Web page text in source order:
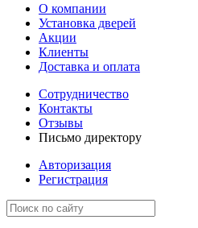
О компании
Установка дверей
Акции
Клиенты
Доставка и оплата
Сотрудничество
Контакты
Отзывы
Письмо директору
Авторизация
Регистрация